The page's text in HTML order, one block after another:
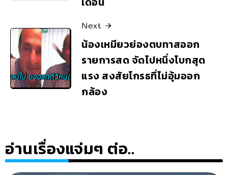
Next
น้องเหมียวย่องตบทาสออก
รายการสด จัดไปหนึ่งโบกสุด
แรง สงสัยโกรธที่ไม่อุ้มออก
กล้อง
อ่านเรื่องแจ่มๆ ต่อ..